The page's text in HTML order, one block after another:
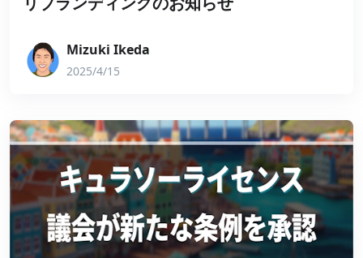
Mizuki Ikeda
2025/4/15